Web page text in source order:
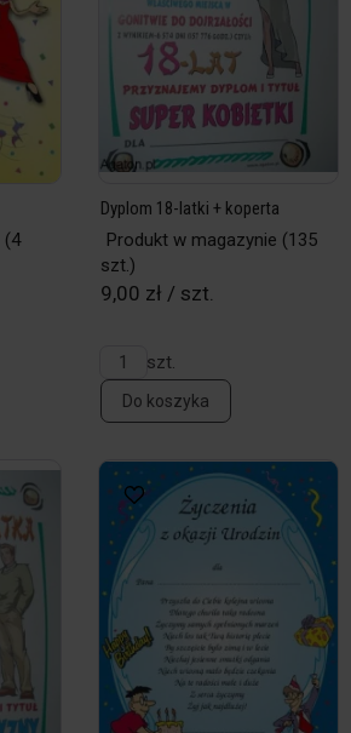
(4
Dyplom 18-latki + koperta
Produkt w magazynie (135
szt.)
9,00 zł / szt.
szt.
Do koszyka